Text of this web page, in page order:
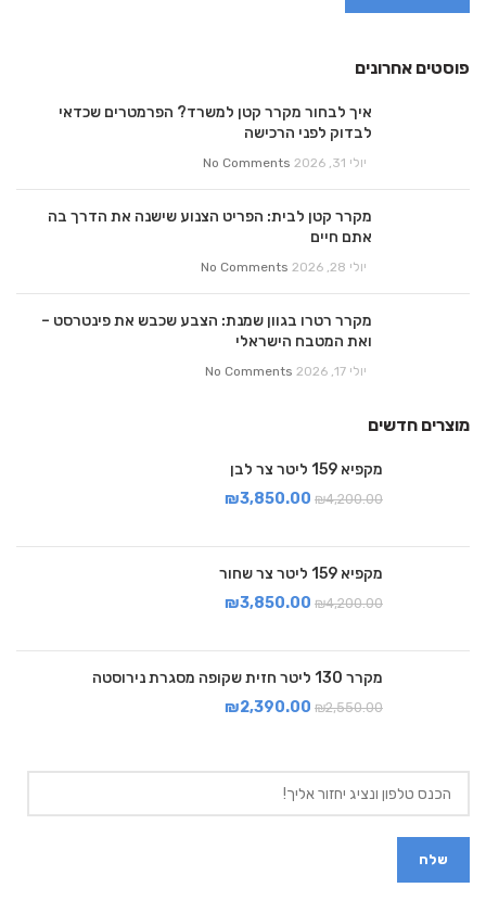
פוסטים אחרונים
איך לבחור מקרר קטן למשרד? הפרמטרים שכדאי
לבדוק לפני הרכישה
יולי 31, 2026 No Comments
מקרר קטן לבית: הפריט הצנוע שישנה את הדרך בה
אתם חיים
יולי 28, 2026 No Comments
מקרר רטרו בגוון שמנת: הצבע שכבש את פינטרסט –
ואת המטבח הישראלי
יולי 17, 2026 No Comments
מוצרים חדשים
מקפיא 159 ליטר צר לבן
₪4,200.00
₪3,850.00
מקפיא 159 ליטר צר שחור
₪4,200.00
₪3,850.00
מקרר 130 ליטר חזית שקופה מסגרת נירוסטה
₪2,550.00
₪2,390.00